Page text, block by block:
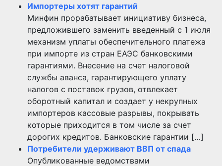
Импортеры хотят гарантий
Минфин прорабатывает инициативу бизнеса,
предложившего заменить введенный с 1 июля
механизм уплаты обеспечительного платежа
при импорте из стран ЕАЭС банковскими
гарантиями. Внесение на счет налоговой
службы аванса, гарантирующего уплату
налогов с поставок грузов, отвлекает
оборотный капитал и создает у некрупных
импортеров кассовые разрывы, покрывать
которые приходится в том числе за счет
дорогих кредитов. Банковские гарантии […]
Потребители удерживают ВВП от спада
Опубликованные ведомствами